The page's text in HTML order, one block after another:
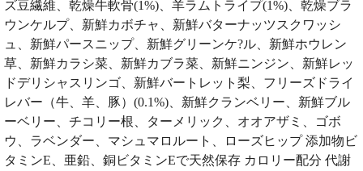
ズ豆繊維、乾燥牛軟骨(1%)、羊ラムトライプ(1%)、乾燥ブラ
ウンケルプ、新鮮カボチャ、新鮮バターナッツスクワッシ
ュ、新鮮パースニップ、新鮮グリーンケ?ル、新鮮ホウレン
草、新鮮カラシ菜、新鮮カブラ菜、新鮮ニンジン、新鮮レッ
ドデリシャスリンゴ、新鮮バートレット梨、フリーズドライ
レバー（牛、羊、豚）(0.1%)、新鮮クランベリー、新鮮ブル
ーベリー、チコリー根、ターメリック、オオアザミ、ゴボ
ウ、ラベンダー、マシュマロルート、ローズヒップ 添加物ビ
タミンE、亜鉛、銅ビタミンEで天然保存 カロリー配分 代謝